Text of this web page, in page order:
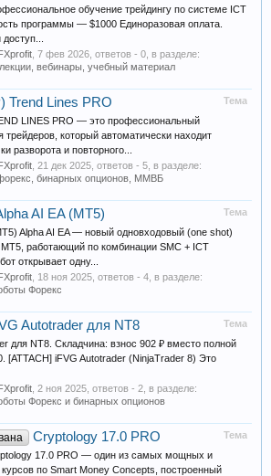
обучение трейдингу по системе ICT
программы — $1000 Единоразовая оплата.
7 фев 2026 , ответов - 0, в разделе:
вебинары, учебный материал
Тема
Trend Lines PRO
LINES PRO — это профессиональный
трейдеров, который автоматически находит
разворота и повторного...
21 дек 2025 , ответов - 5, в разделе:
бинарных опционов, ММВБ
Тема
AI EA (MT5)
Alpha AI EA — новый одновходовый (one shot)
MT5, работающий по комбинации SMC + ICT
открывает одну...
18 ноя 2025 , ответов - 4, в разделе:
Форекс
Тема
Autotrader для NT8
для NT8. Складчина: взнос 902 ₽ вместо полной
[ATTACH] iFVG Autotrader (NinjaTrader 8) Это
2 ноя 2025 , ответов - 2, в разделе:
Форекс и бинарных опционов
Тема
Cryptology 17.0 PRO
17.0 PRO — один из самых мощных и
по Smart Money Concepts, построенный